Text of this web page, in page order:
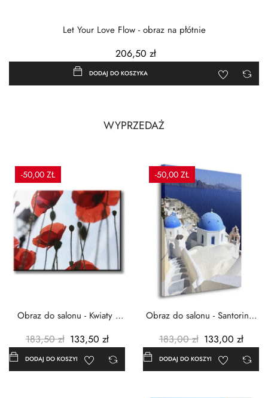
Let Your Love Flow - obraz na płótnie
206,50 zł
DODAJ DO KOSZYKA
WYPRZEDAŻ
-50,00 ZŁ
Obraz do salonu - Kwiaty -
183,50 zł 133,50 zł
DODAJ DO KOSZYKA
-50,00 ZŁ
Obraz do salonu - Santorini -
183,00 zł 133,00 zł
DODAJ DO KOSZYKA